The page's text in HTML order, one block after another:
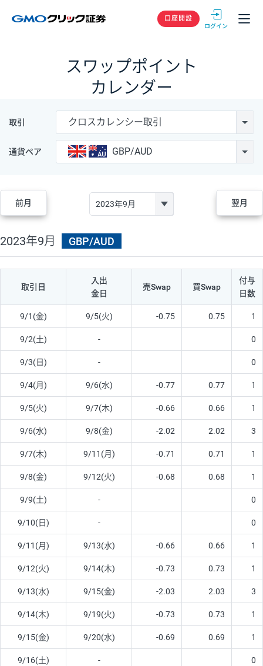
GMOクリック
口座開設
スワップポイント
カレンダー
取引 クロスカレンシー取引
通貨ペア GBP/AUD
前月 翌月
2023年9月 GBP/AUD
取引日
入出
金日
売Swap 買Swap
付与
日数
9/1(金) 9/5(火) -0.75 0.75 1
9/2(土) - 0
9/3(日) - 0
9/4(月) 9/6(水) -0.77 0.77 1
9/5(火) 9/7(木) -0.66 0.66 1
9/6(水) 9/8(金) -2.02 2.02 3
9/7(木) 9/11(月) -0.71 0.71 1
9/8(金) 9/12(火) -0.68 0.68 1
9/9(土) - 0
9/10(日) - 0
9/11(月) 9/13(水) -0.66 0.66 1
9/12(火) 9/14(木) -0.73 0.73 1
9/13(水) 9/15(金) -2.03 2.03 3
9/14(木) 9/19(火) -0.73 0.73 1
9/15(金) 9/20(水) -0.69 0.69 1
9/16(土) - 0